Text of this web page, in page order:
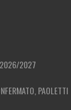
2026/2027
PAOLETTI